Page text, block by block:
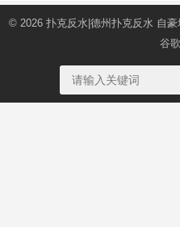
© 2026 扑克反水|德州扑克反水 自
谷